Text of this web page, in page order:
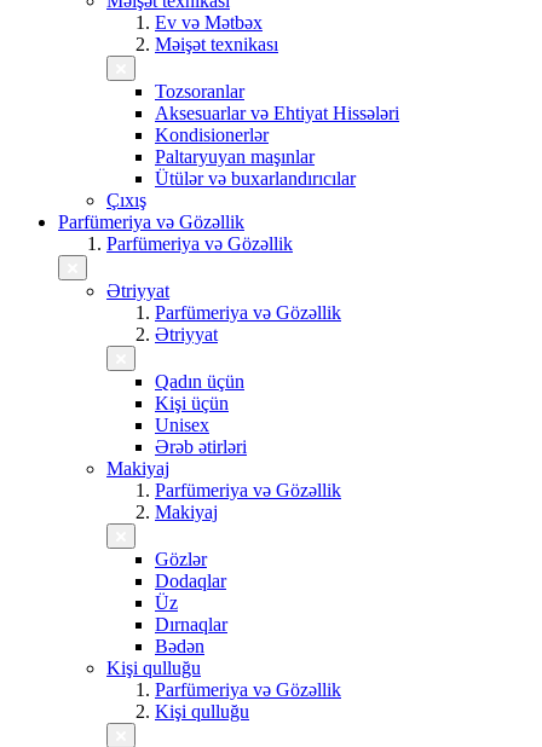
Ev və Mətbəx
Məişət texnikası
Tozsoranlar
Aksesuarlar və Ehtiyat Hissələri
Kondisionerlər
Paltaryuyan maşınlar
Ütülər və buxarlandırıcılar
Çıxış
Parfümeriya və Gözəllik
Parfümeriya və Gözəllik
Ətriyyat
Parfümeriya və Gözəllik
Ətriyyat
Qadın üçün
Kişi üçün
Unisex
Ərəb ətirləri
Makiyaj
Parfümeriya və Gözəllik
Makiyaj
Gözlər
Dodaqlar
Üz
Dırnaqlar
Bədən
Kişi qulluğu
Parfümeriya və Gözəllik
Kişi qulluğu